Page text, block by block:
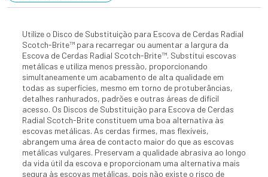
Utilize o Disco de Substituição para Escova de Cerdas Radial
Scotch-Brite™ para recarregar ou aumentar a largura da
Escova de Cerdas Radial Scotch-Brite™. Substitui escovas
metálicas e utiliza menos pressão, proporcionando
simultaneamente um acabamento de alta qualidade em
todas as superfícies, mesmo em torno de protuberâncias,
detalhes ranhurados, padrões e outras áreas de difícil
acesso. Os Discos de Substituição para Escova de Cerdas
Radial Scotch-Brite constituem uma boa alternativa às
escovas metálicas. As cerdas firmes, mas flexíveis,
abrangem uma área de contacto maior do que as escovas
metálicas vulgares. Preservam a qualidade abrasiva ao longo
da vida útil da escova e proporcionam uma alternativa mais
segura às escovas metálicas, pois não existe o risco de